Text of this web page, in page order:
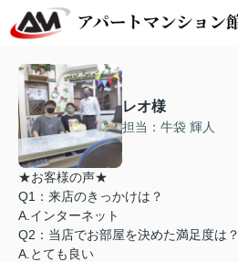
レオ様
担当：牛袋 輝人
★お客様の声★
Q1：来店のきっかけは？
A.インターネット
Q2：当店でお部屋を決めた満足度は？
A.とても良い